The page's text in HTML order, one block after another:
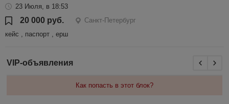
23 Июля, в 18:53
20 000 руб.
Санкт-Петербург
кейс , паспорт , ерш
VIP-объявления
Как попасть в этот блок?